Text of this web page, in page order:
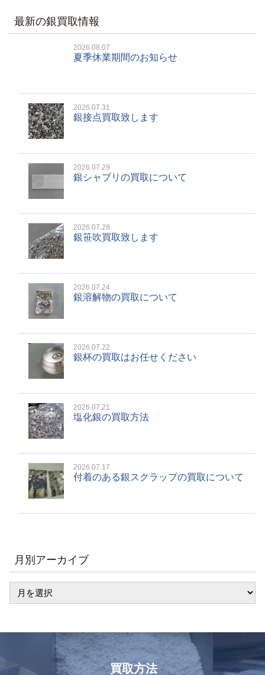
最新の銀買取情報
2026.08.07
夏季休業期間のお知らせ
2026.07.31
銀接点買取致します
2026.07.29
銀シャブリの買取について
2026.07.28
銀笹吹買取致します
2026.07.24
銀溶解物の買取について
2026.07.22
銀杯の買取はお任せください
2026.07.21
塩化銀の買取方法
2026.07.17
付着のある銀スクラップの買取について
月別アーカイブ
買取方法